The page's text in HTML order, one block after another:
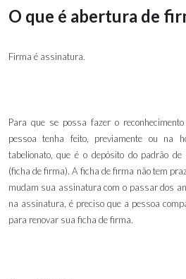
O que é abertura de
Firma é assinatura.
Para que se possa fazer o
pessoa tenha feito, previamente ou na
tabelionato, que é o depósito do padrão
(ficha de firma). A ficha de firma não tem
mudam sua assinatura com o passar dos
na assinatura, é preciso que a pessoa
para renovar sua ficha de firma.